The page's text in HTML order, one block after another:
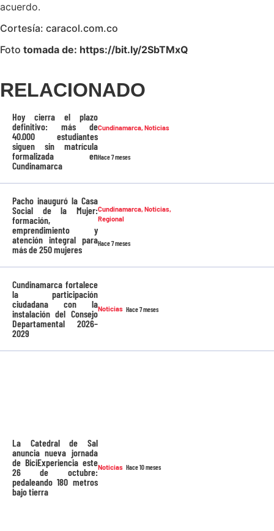
acuerdo.
Cortesía: caracol.com.co
Foto tomada de: https://bit.ly/2SbTMxQ
RELACIONADO
Cundinamarca,Noticias
Hace 7 meses
Hoy cierra el plazo
definitivo: más de
40.000 estudiantes
siguen sin matrícula
formalizada en
Cundinamarca
Cundinamarca,Noticias,
Regional
Hace 7 meses
Pacho inauguró la Casa
Social de la Mujer:
formación,
emprendimiento y
atención integral para
más de 250 mujeres
Noticias Hace 7 meses
Cundinamarca fortalece
la participación
ciudadana con la
instalación del Consejo
Departamental 2026–
2029
Noticias Hace 10 meses
La Catedral de Sal
anuncia nueva jornada
de BiciExperiencia este
26 de octubre:
pedaleando 180 metros
bajo tierra